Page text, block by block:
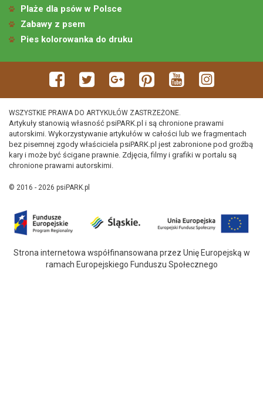
Plaże dla psów w Polsce
Zabawy z psem
Pies kolorowanka do druku
WSZYSTKIE PRAWA DO ARTYKUŁÓW ZASTRZEŻONE.
Artykuły stanowią własność psiPARK.pl i są chronione prawami
autorskimi. Wykorzystywanie artykułów w całości lub we fragmentach
bez pisemnej zgody właściciela psiPARK.pl jest zabronione pod groźbą
kary i może być ścigane prawnie. Zdjęcia, filmy i grafiki w portalu są
chronione prawami autorskimi.
© 2016 - 2026 psiPARK.pl
Strona internetowa współfinansowana przez Unię Europejską w
ramach Europejskiego Funduszu Społecznego